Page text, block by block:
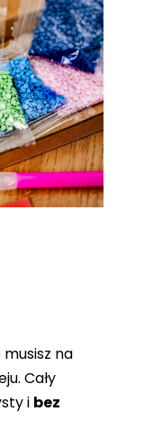
na
Cały
i bez